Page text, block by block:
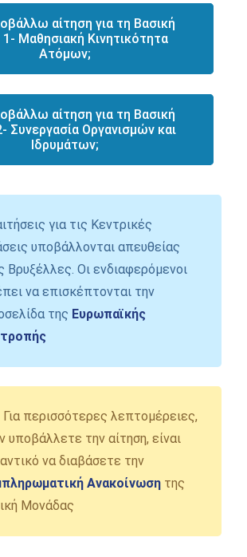
αίτηση για τη Βασική
Μαθησιακή Κινητικότητα
Ατόμων;
αίτηση για τη Βασική
Συνεργασία Οργανισμών και
Ιδρυμάτων;
για τις Κεντρικές
υποβάλλονται απευθείας
Βρυξέλλες. Οι ενδιαφερόμενοι
να επισκέπτονται την
της Ευρωπαϊκής
Για περισσότερες λεπτομέρειες,
υποβάλλετε την αίτηση, είναι
να διαβάσετε την
Ανακοίνωση της
Μονάδας